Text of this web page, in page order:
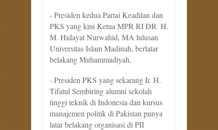
- Presiden kedua Partai Keadilan dan
PKS yang kini Ketua MPR RI DR. H.
M. Hidayat Nurwahid, MA lulusan
Universitas Islam Madinah, berlatar
belakang Muhammadiyah.
- Presiden PKS yang sekarang Ir. H.
Tifatul Sembiring alumni sekolah
tinggi teknik di Indonesia dan kursus
manajemen politik di Pakistan punya
latar belakang organisasi di PII